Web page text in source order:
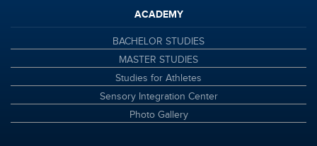
ACADEMY
BACHELOR STUDIES
MASTER STUDIES
Studies for Athletes
Sensory Integration Center
Photo Gallery